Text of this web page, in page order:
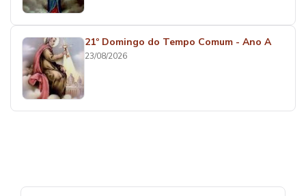
21º Domingo do Tempo Comum - Ano A
23/08/2026